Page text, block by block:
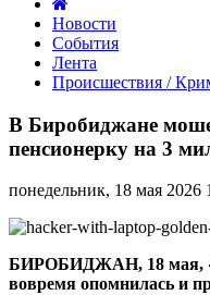
Новости
События
Лента
Происшествия /
Биробиджане
мошенники
пытались
пенсионерку
на
3
миллиона
рублей
В Биробиджане
пенсионерку на 3
понедельник, 18 мая 2026
БИРОБИДЖАН, 18 мая,
вовремя опомнилась и